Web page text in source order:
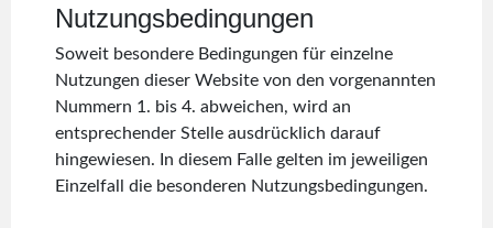
Nutzungsbedingungen
Soweit besondere Bedingungen für einzelne
Nutzungen dieser Website von den vorgenannten
Nummern 1. bis 4. abweichen, wird an
entsprechender Stelle ausdrücklich darauf
hingewiesen. In diesem Falle gelten im jeweiligen
Einzelfall die besonderen Nutzungsbedingungen.